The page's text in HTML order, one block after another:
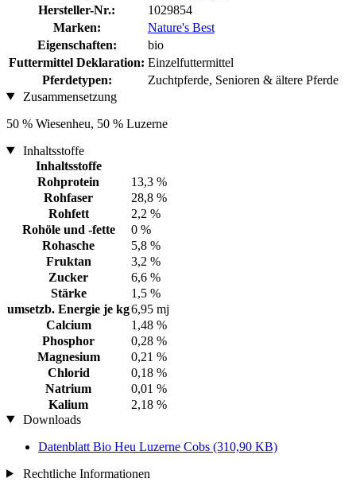
Hersteller-Nr.:
1029854
Marken:
Nature's Best
Eigenschaften:
bio
Futtermittel Deklaration: Einzelfuttermittel
Pferdetypen:
Zuchtpferde, Senioren & ältere Pferde
Zusammensetzung
50 % Wiesenheu, 50 % Luzerne
Inhaltsstoffe
Inhaltsstoffe
Rohprotein
13,3 %
Rohfaser
28,8 %
Rohfett
2,2 %
Rohöle und -fette
0 %
Rohasche
5,8 %
Fruktan
3,2 %
Zucker
6,6 %
Stärke
1,5 %
umsetzb. Energie je kg6,95 mj
Calcium
1,48 %
Phosphor
0,28 %
Magnesium
0,21 %
Chlorid
0,18 %
Natrium
0,01 %
Kalium
2,18 %
Downloads
Datenblatt Bio Heu Luzerne Cobs (310,90 KB)
Rechtliche Informationen